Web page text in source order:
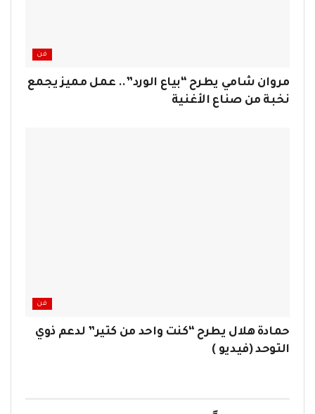
فن
مروان شامي يطرح “بياع الورد”.. عمل مميز يجمع
نخبة من صناع الأغنية
فن
حمادة هلال يطرح “كنت واحد من كتير” لدعم ذوي
التوحد (فيديو )